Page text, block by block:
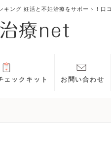
キング 妊活と不妊治療をサポート！口
ェックキット お問い合わせ